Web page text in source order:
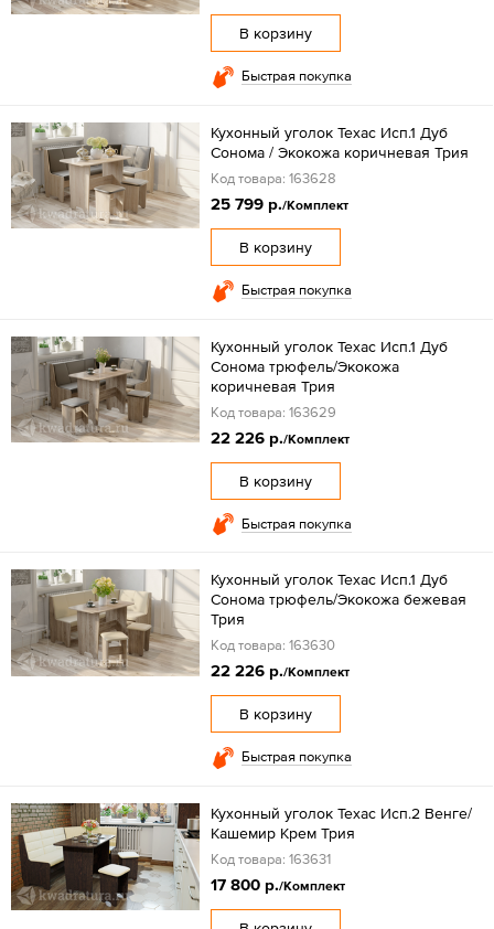
В корзину
Быстрая покупка
Кухонный уголок Техас Исп.1 Дуб
Сонома / Экокожа коричневая Трия
Код товара: 163628
25 799 р./Комплект
В корзину
Быстрая покупка
Кухонный уголок Техас Исп.1 Дуб
Сонома трюфель/Экокожа
коричневая Трия
Код товара: 163629
22 226 р./Комплект
В корзину
Быстрая покупка
Кухонный уголок Техас Исп.1 Дуб
Сонома трюфель/Экокожа бежевая
Трия
Код товара: 163630
22 226 р./Комплект
В корзину
Быстрая покупка
Кухонный уголок Техас Исп.2 Венге/
Кашемир Крем Трия
Код товара: 163631
17 800 р./Комплект